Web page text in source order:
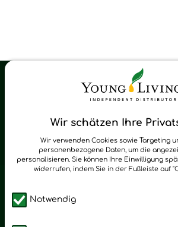
Wir schätzen Ihre
Wir verwenden Cookies sowie Targeting
personenbezogene Daten, um die
personalisieren. Sie können Ihre Einwilligung
widerrufen, indem Sie in der Fußleiste auf
Notwendig
Young Living Shop-Oil
zum Newsletter